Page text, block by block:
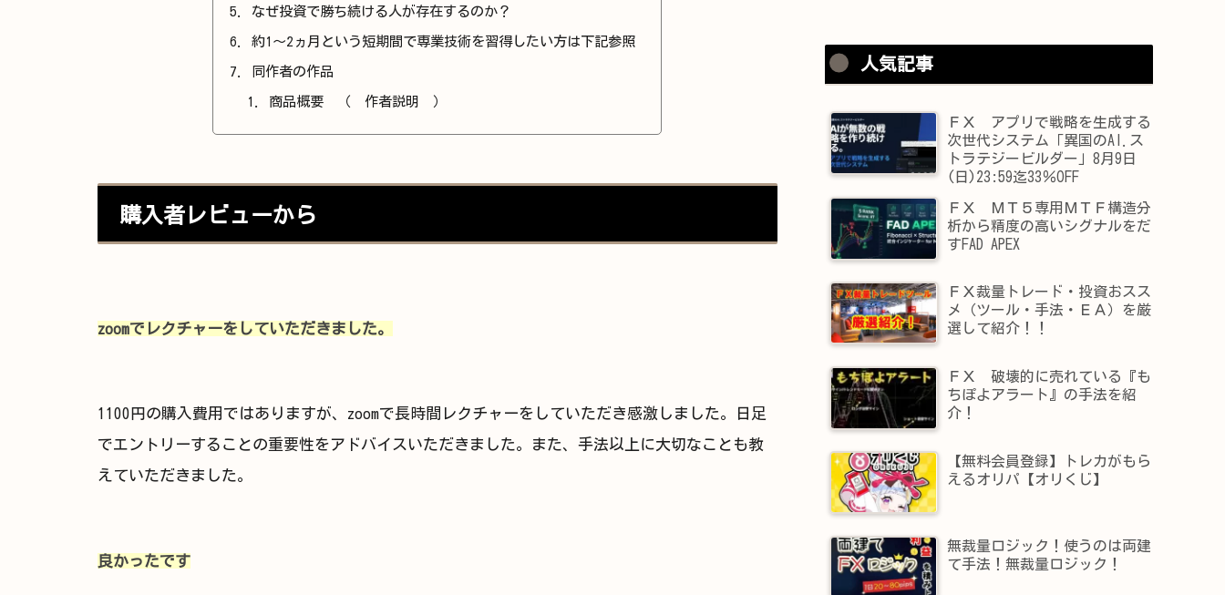
なぜ投資で勝ち続ける人が存在するのか？
約1～2ヵ月という短期間で専業技術を習得したい方は下記参照
同作者の作品
商品概要 （ 作者説明 ）
購入者レビューから
zoomでレクチャーをしていただきました。
1100円の購入費用ではありますが、zoomで長時間レクチャーをしていただき感激しました。日足
でエントリーすることの重要性をアドバイスいただきました。また、手法以上に大切なことも教
えていただきました。
良かったです
人気記事
ＦＸ アプリで戦略を生成する
次世代システム「異国のAI.ス
トラテジービルダー」8月9日
(日)23:59迄33％OFF
ＦＸ ＭＴ５専用ＭＴＦ構造分
析から精度の高いシグナルをだ
すFAD APEX
ＦＸ裁量トレード・投資おスス
メ（ツール・手法・ＥＡ）を厳
選して紹介！！
ＦＸ 破壊的に売れている『も
ちぽよアラート』の手法を紹
介！
【無料会員登録】トレカがもら
えるオリパ【オリくじ】
無裁量ロジック！使うのは両建
て手法！無裁量ロジック！